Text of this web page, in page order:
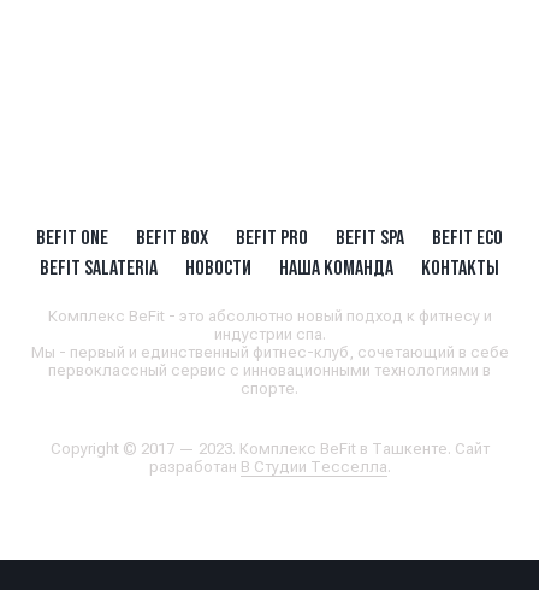
BEFIT ONE BEFIT BOX BEFIT PRO BEFIT SPA
BEFIT ECO
BEFIT SALATERIA
НОВОСТИ НАША КОМАНДА КОНТАКТЫ
Комплекс BeFit - это абсолютно новый подход к фитнесу и
индустрии спа.
Мы - первый и единственный фитнес-клуб, сочетающий в себе
первоклассный сервис с инновационными технологиями в
спорте.
Copyright © 2017 — 2023. Комплекс BeFit в Ташкенте. Сайт
разработан В Студии Тесселла.